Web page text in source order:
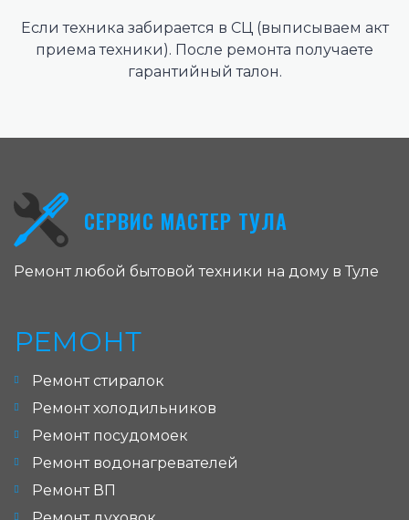
Если техника забирается в СЦ (выписываем акт
приема техники). После ремонта получаете
гарантийный талон.
СЕРВИС МАСТЕР ТУЛА
Ремонт любой бытовой техники на дому в Туле
РЕМОНТ
Ремонт стиралок
Ремонт холодильников
Ремонт посудомоек
Ремонт водонагревателей
Ремонт ВП